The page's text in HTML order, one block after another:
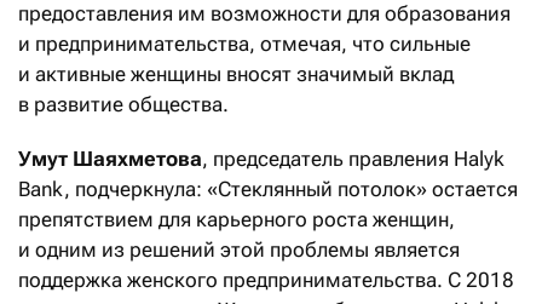
предоставления им возможности для образования
и предпринимательства, отмечая, что сильные
и активные женщины вносят значимый вклад
в развитие общества.
Умут Шаяхметова, председатель правления Halyk
Bank, подчеркнула: «Стеклянный потолок» остается
препятствием для карьерного роста женщин,
и одним из решений этой проблемы является
поддержка женского предпринимательства. С 2018